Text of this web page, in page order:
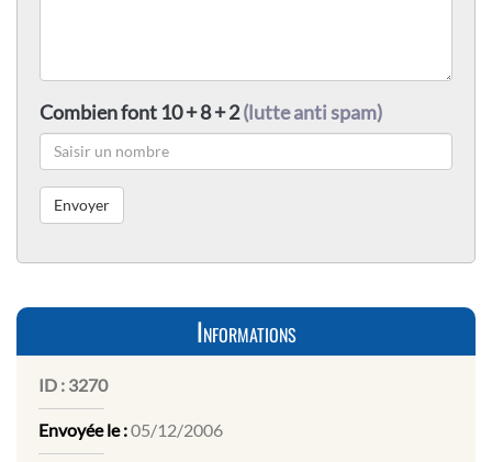
Combien font 10 + 8 + 2(lutte anti spam)
Informations
ID : 3270
Envoyée le :05/12/2006